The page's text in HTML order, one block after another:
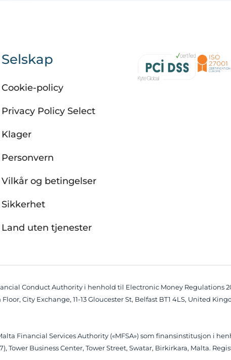
Conduct Authority i henhold til Electronic Money Regulations
City Exchange, 11-13 Gloucester St, Belfast BT1 4LS, United
Financial Services Authority («MFSA») som finansinstitusjon i
Tower Business Center, Tower Street, Swatar, Birkirkara, Malta.
Selskap
Cookie-policy
Privacy Policy Select
Klager
Personvern
Vilkår og betingelser
Sikkerhet
Land uten tjenester